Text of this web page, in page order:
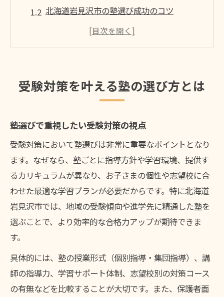
北海道岩見沢市の塾選び成功のコツ
個別指導塾と集団塾の違いを知る
塾の学習環境が合格力に与える影響
北海道岩見沢市で学びを深める塾活用術
塾の自習室を最大限活用する方法
塾で身につく学習習慣と継続のコツ
個別指導塾の強みを活かした成績アップ
口コミから見た岩見沢市塾の魅力
子どもの合格力が伸びる学習習慣の作り方
塾通いで習慣化する毎日の学習リズム
受験対策で重要なセルフマネジメント力
個別指導塾で身につく計画的学習法
岩見沢市で実践できる学びの工夫
個別指導塾が受験対策に強い理由を解説
受験対策を叶える塾の選び方とは
塾選びで重視したい受験対策の視点
受験対策において塾選びは非常に重要なポイントとなり
ます。なぜなら、塾ごとに指導方針や学習環境、提供す
るカリキュラムが異なり、お子さまの個性や志望校に合
わせた最適な学習プランが必要だからです。特に北海道
岩見沢市では、地域の受験傾向や進学先に精通した塾を
選ぶことで、より効率的な合格力アップが期待できま
す。
具体的には、塾の授業形式（個別指導・集団指導）、講
師の指導力、学習サポート体制、志望校別の対策コース
の有無などを比較することが大切です。また、保護者面